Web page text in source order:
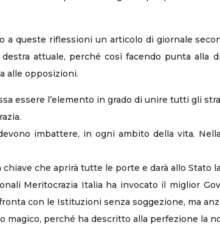
queste riflessioni un articolo di giornale
attuale, perché così facendo punta
alle opposizioni.
essere l’elemento in grado di unire tutti gli
imbattere, in ogni ambito della vita.
chiave che aprirà tutte le porte e darà allo Stato
Meritocrazia Italia ha invocato il miglior
con le Istituzioni senza soggezione, ma
magico, perché ha descritto alla perfezione la